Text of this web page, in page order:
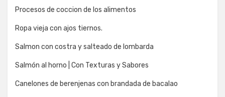
Procesos de coccion de los alimentos
Ropa vieja con ajos tiernos.
Salmon con costra y salteado de lombarda
Salmón al horno | Con Texturas y Sabores
Canelones de berenjenas con brandada de bacalao